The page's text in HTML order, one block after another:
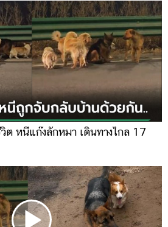
ต หนีแก๊งลักหมา เดินทางไกล 17